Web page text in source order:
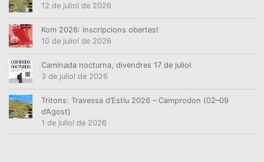
12 de juliol de 2026
Kom 2026: inscripcions obertes!
10 de juliol de 2026
Caminada nocturna, divendres 17 de juliol
3 de juliol de 2026
Tritons: Travessa d’Estiu 2026 – Camprodon (02–09
d’Agost)
1 de juliol de 2026